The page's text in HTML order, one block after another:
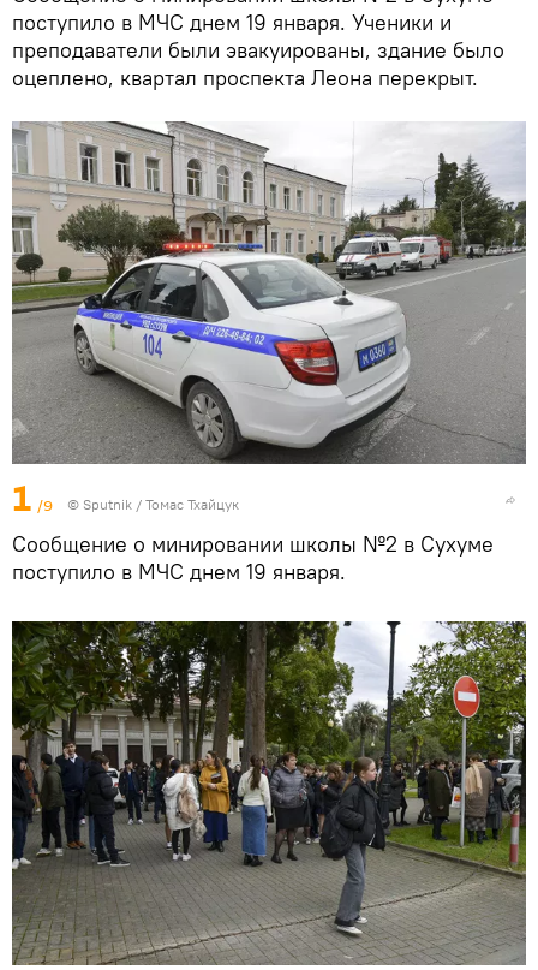
поступило в МЧС днем 19 января. Ученики и
преподаватели были эвакуированы, здание было
оцеплено, квартал проспекта Леона перекрыт.
1 /9 © Sputnik / Томас Тхайцук
Сообщение о минировании школы №2 в Сухуме
поступило в МЧС днем 19 января.